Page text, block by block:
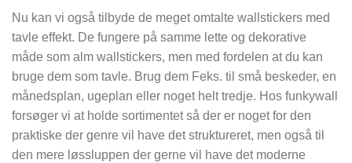
Nu kan vi også tilbyde de meget omtalte wallstickers med
tavle effekt. De fungere på samme lette og dekorative
måde som alm wallstickers, men med fordelen at du kan
bruge dem som tavle. Brug dem Feks. til små beskeder, en
månedsplan, ugeplan eller noget helt tredje. Hos funkywall
forsøger vi at holde sortimentet så der er noget for den
praktiske der genre vil have det struktureret, men også til
den mere løssluppen der gerne vil have det moderne